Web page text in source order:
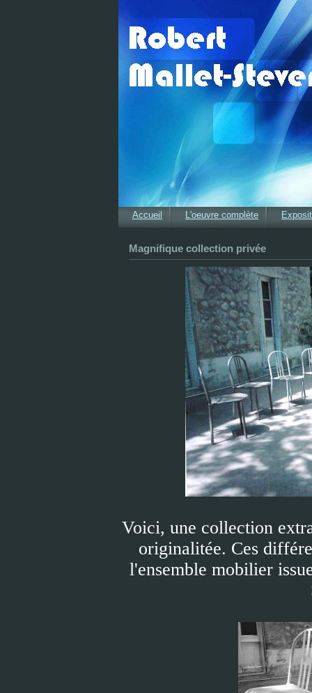
Accueil L'oeuvre complète
Magnifique collection privée
Voici, une collection
originalitée. Ces
l'ensemble mobilier